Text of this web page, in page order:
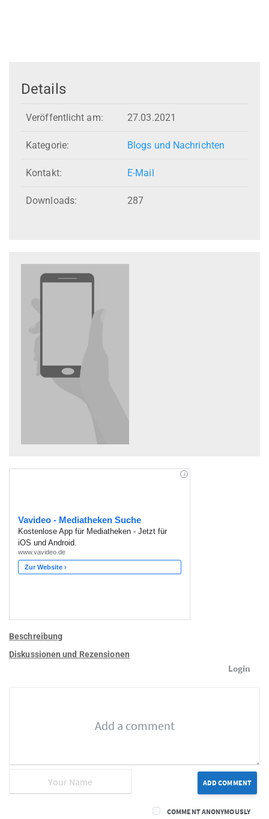
Details
Veröffentlicht am: 27.03.2021
Kategorie: Blogs und Nachrichten
Kontakt: E-Mail
Downloads: 287
Beschreibung
Diskussionen und Rezensionen
Login
ADD COMMENT
COMMENT ANONYMOUSLY